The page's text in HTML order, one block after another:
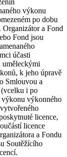
výkonu
po dobu
a Fond
Fond jsou
účasti
uměleckými
k jeho úpravě
Smlouvou a
i po
výkonu výkonného
licence,
licence
a Fondu
Soutěžícího